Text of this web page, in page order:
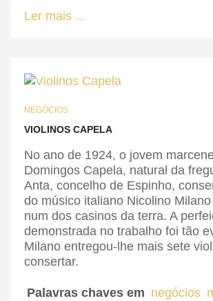
Ler mais ...
NEGÓCIOS
VIOLINOS CAPELA
No ano de 1924, o jovem
Domingos Capela, natural da
Anta, concelho de Espinho,
do músico italiano Nicolino
num dos casinos da terra. A
demonstrada no trabalho foi tão
Milano entregou-lhe mais sete
consertar.
Palavras chaves em negócios